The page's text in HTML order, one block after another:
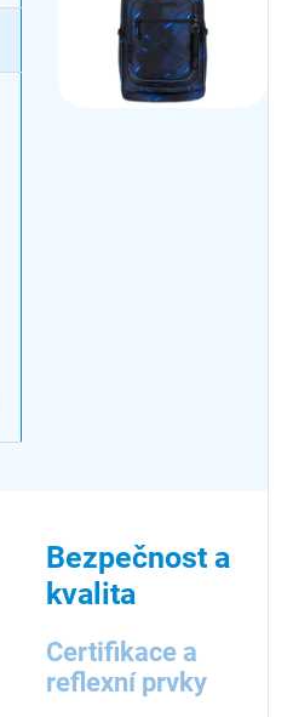
Bezpečnost a
kvalita
Certifikace a
reflexní prvky